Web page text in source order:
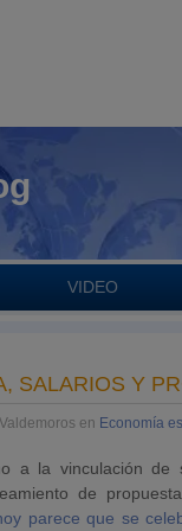
VIDEO
SALARIOS Y
en Economía
a la vinculación de
de
parece que se